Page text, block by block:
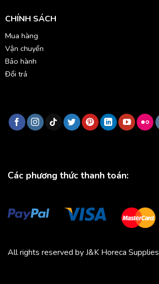
CHÍNH SÁCH
Mua hàng
Vận chuyển
Bảo hành
Đổi trả
Các phương thức thanh toán:
All rights reserved by J&K Horeca Supplies